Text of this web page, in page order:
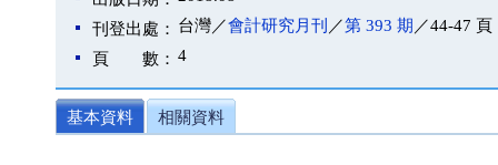
刊登出處： 台灣／會計研究月刊 ／第 393 期 ／44-47 頁
頁 數： 4
基本資料 相關資料